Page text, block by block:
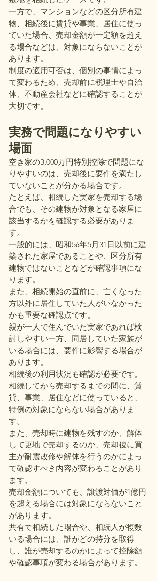
一方で、マンションなどの区分所有建
物、相続後に賃貸や事業、居住に使っ
ていた場合、売却金額が一定額を超え
る場合などは、対象にならないことが
あります。
制度の適用可否は、個別の事情によっ
て変わるため、売却前に税理士や自治
体、不動産会社などに確認することが
大切です。
実務で問題になりやすい
場面
空き家の3,000万円特別控除で問題にな
りやすいのは、売却後に要件を満たし
ていないことが分かる場合です。
たとえば、相続した実家を売却する場
合でも、その建物が対象となる家屋に
該当するかを確認する必要がありま
す。
一般的には、昭和56年5月31日以前に建
築された家屋であることや、区分所有
建物ではないことなどが確認事項にな
ります。
また、相続開始の直前に、亡くなった
方以外に居住していた人がいなかった
かも重要な確認点です。
親が一人で住んでいた実家であれば検
討しやすい一方、同居していた家族が
いる場合には、要件に影響する場合が
あります。
相続後の利用状況も確認が必要です。
相続してから売却するまでの間に、賃
貸、事業、居住などに使っていると、
特例の対象にならない場合がありま
す。
また、売却時に建物を残すのか、解体
して更地で売却するのか、売却後に買
主が耐震改修や解体を行うのかによっ
て確認すべき内容が変わることがあり
ます。
売却金額についても、譲渡対価が1億円
を超える場合には対象にならないこと
があります。
共有で相続した場合や、相続人が複数
いる場合には、誰がどの持分を取得
し、誰が売却するのかによって控除額
や確認事項が変わる場合があります。